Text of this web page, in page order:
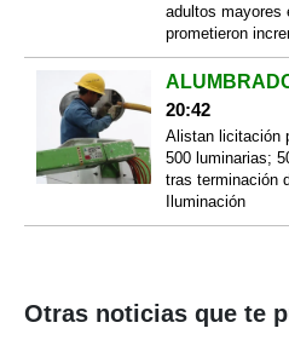
adultos mayores
prometieron
20:42
Alistan licitación
500 luminarias;
tras terminación
Iluminación
Otras noticias que te